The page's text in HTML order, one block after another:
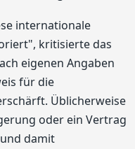
internationale
kritisierte das
eigenen Angaben
für die
Üblicherweise
oder ein Vertrag
damit